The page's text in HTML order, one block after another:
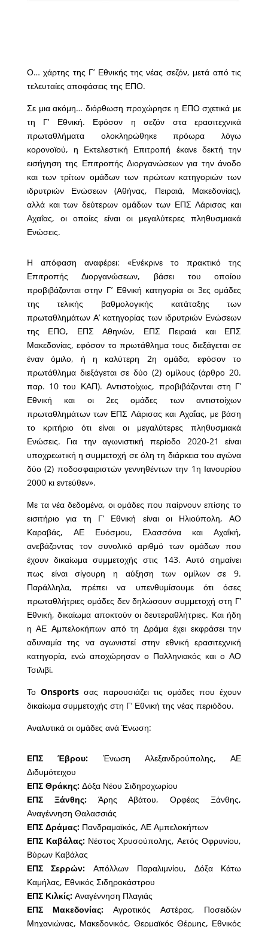
Ο… χάρτης της Γ’ Εθνικής της νέας σεζόν, μετά από τις
τελευταίες αποφάσεις της ΕΠΟ.
Σε μια ακόμη… διόρθωση προχώρησε η ΕΠΟ σχετικά με
τη Γ’ Εθνική. Εφόσον η σεζόν στα ερασιτεχνικά
πρωταθλήματα ολοκληρώθηκε πρόωρα λόγω
κορονοϊού, η Εκτελεστική Επιτροπή έκανε δεκτή την
εισήγηση της Επιτροπής Διοργανώσεων για την άνοδο
και των τρίτων ομάδων των πρώτων κατηγοριών των
ιδρυτριών Ενώσεων (Αθήνας, Πειραιά, Μακεδονίας),
αλλά και των δεύτερων ομάδων των ΕΠΣ Λάρισας και
Αχαΐας, οι οποίες είναι οι μεγαλύτερες πληθυσμιακά
Ενώσεις.
Η απόφαση αναφέρει: «Eνέκρινε το πρακτικό της
Επιτροπής Διοργανώσεων, βάσει του οποίου
προβιβάζονται στην Γ’ Εθνική κατηγορία οι 3ες ομάδες
της τελικής βαθμολογικής κατάταξης των
πρωταθλημάτων Α’ κατηγορίας των ιδρυτριών Ενώσεων
της ΕΠΟ, ΕΠΣ Αθηνών, ΕΠΣ Πειραιά και ΕΠΣ
Μακεδονίας, εφόσον το πρωτάθλημα τους διεξάγεται σε
έναν όμιλο, ή η καλύτερη 2η ομάδα, εφόσον το
πρωτάθλημα διεξάγεται σε δύο (2) ομίλους (άρθρο 20.
παρ. 10 του ΚΑΠ). Αντιστοίχως, προβιβάζονται στη Γ’
Εθνική και οι 2ες ομάδες των αντιστοίχων
πρωταθλημάτων των ΕΠΣ Λάρισας και Αχαΐας, με βάση
το κριτήριο ότι είναι οι μεγαλύτερες πληθυσμιακά
Ενώσεις. Για την αγωνιστική περίοδο 2020-21 είναι
υποχρεωτική η συμμετοχή σε όλη τη διάρκεια του αγώνα
δύο (2) ποδοσφαιριστών γεννηθέντων την 1η Ιανουρίου
2000 κι εντεύθεν».
Με τα νέα δεδομένα, οι ομάδες που παίρνουν επίσης το
εισιτήριο για τη Γ’ Εθνική είναι οι Ηλιούπολη, ΑΟ
Καραβάς, ΑΕ Ευόσμου, Ελασσόνα και Αχαΐκή,
ανεβάζοντας τον συνολικό αριθμό των ομάδων που
έχουν δικαίωμα συμμετοχής στις 143. Αυτό σημαίνει
πως είναι σίγουρη η αύξηση των ομίλων σε 9.
Παράλληλα, πρέπει να υπενθυμίσουμε ότι όσες
πρωταθλήτριες ομάδες δεν δηλώσουν συμμετοχή στη Γ’
Εθνική, δικαίωμα αποκτούν οι δευτεραθλήτριες. Και ήδη
η ΑΕ Αμπελοκήπων από τη Δράμα έχει εκφράσει την
αδυναμία της να αγωνιστεί στην εθνική ερασιτεχνική
κατηγορία, ενώ αποχώρησαν ο Παλληνιακός και ο ΑΟ
Τσιλιβί.
Το Onsportsσας παρουσιάζει τις ομάδες που έχουν
δικαίωμα συμμετοχής στη Γ’ Εθνική της νέας περιόδου.
Αναλυτικά οι ομάδες ανά Ένωση:
ΕΠΣ Έβρου: Ένωση Αλεξανδρούπολης, ΑΕ
Διδυμότειχου
ΕΠΣ Θράκης:Δόξα Νέου Σιδηροχωρίου
ΕΠΣ Ξάνθης:Άρης Αβάτου, Ορφέας Ξάνθης,
Αναγέννηση Θαλασσιάς
ΕΠΣ Δράμας:Πανδραμαϊκός, ΑΕ Αμπελοκήπων
ΕΠΣ Καβάλας:Νέστος Χρυσούπολης, Αετός Οφρυνίου,
Βύρων Καβάλας
ΕΠΣ Σερρών: Απόλλων Παραλιμνίου, Δόξα Κάτω
Καμήλας, Εθνικός Σιδηροκάστρου
ΕΠΣ Κιλκίς:Αναγέννηση Πλαγιάς
ΕΠΣ Μακεδονίας:Αγροτικός Αστέρας, Ποσειδών
Μηχανιώνας, Μακεδονικός, Θερμαϊκός Θέρμης, Εθνικός